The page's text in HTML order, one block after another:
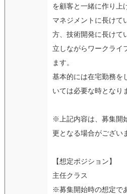
を顧客と一緒に作り上
マネジメントに長けて
方、技術開発に長けて
立しながらワークライ
ます。
基本的には在宅勤務を
いては必要な時となり
※上記内容は、募集開
更となる場合がござい
【想定ポジション】
主任クラス
※募集開始時の想定で